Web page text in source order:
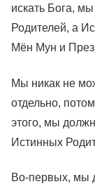
искать Бога,
Родителей, а
Мён Мун и
Мы никак не
отдельно,
этого, мы
Истинных
Во-первых, мы